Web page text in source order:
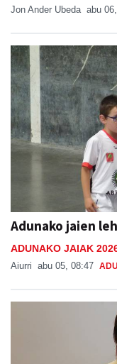
Jon Ander Ubeda abu
Adunako jaien
ADUNAKO JAIAK
Aiurri abu 05, 08:47